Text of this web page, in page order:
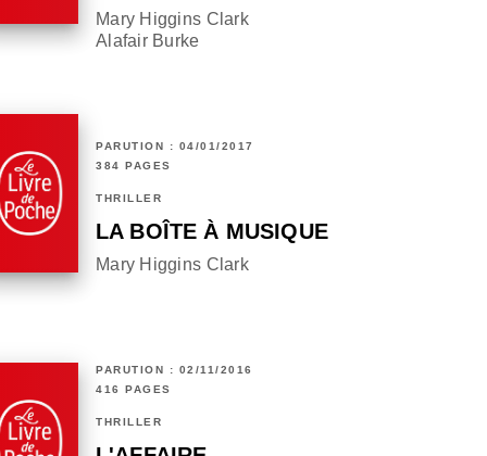
Mary Higgins Clark
Alafair Burke
PARUTION : 04/01/2017
384 PAGES
THRILLER
LA BOÎTE À MUSIQUE
Mary Higgins Clark
PARUTION : 02/11/2016
416 PAGES
THRILLER